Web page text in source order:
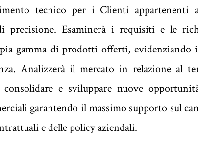
tecnico per i Clienti appartenenti
precisione. Esaminerà i requisiti e le
gamma di prodotti offerti,
Analizzerà il mercato in relazione al
e sviluppare nuove
garantendo il massimo supporto sul
e delle policy aziendali.